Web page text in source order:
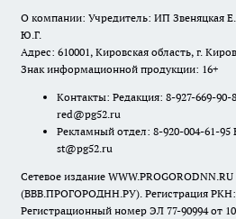
О компании: Учредитель: ИП Звеняцкая
Ю.Г.
Адрес: 610001, Кировская область, г.
Знак информационной продукции: 16+
Контакты: Редакция: 8-927-669-
red@pg52.ru
Рекламный отдел: 8-920-004-61-95
st@pg52.ru
Сетевое издание WWW.PROGORODNN.RU
(ВВВ.ПРОГОРОДНН.РУ). Регистрация РКН:
Регистрационный номер ЭЛ 77-90994 от